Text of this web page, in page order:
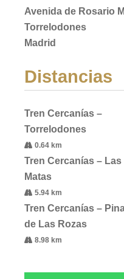
Avenida de Rosario
Torrelodones
Madrid
Distancias
Tren Cercanías –
Torrelodones
0.64 km
Tren Cercanías – Las
Matas
5.94 km
Tren Cercanías –
de Las Rozas
8.98 km